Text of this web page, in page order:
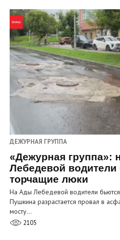
ДЕЖУРНАЯ ГРУППА
«Дежурная группа»:
Лебедевой водители
торчащие люки
На Ады Лебедевой водители
Пушкина разрастается провал в
мосту…
2105